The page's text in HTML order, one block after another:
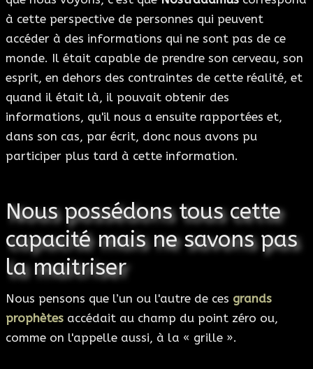
à cette perspective de personnes qui peuvent
accéder à des informations qui ne sont pas de ce
monde. Il était capable de prendre son cerveau, son
esprit, en dehors des contraintes de cette réalité, et
quand il était là, il pouvait obtenir des
informations, qu'il nous a ensuite rapportées et,
dans son cas, par écrit, donc nous avons pu
participer plus tard à cette information.
Nous possédons tous cette
capacité mais ne savons pas
la maitriser
Nous pensons que l’un ou l'autre de ces grands
prophètes accédait au champ du point zéro ou,
comme on l'appelle aussi, à la « grille ».